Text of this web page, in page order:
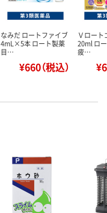
なみだ ロートファイブ
4mL×5本 ロート製薬
目…
¥660（税込）
Ｖロート
20ml ロ
疲…